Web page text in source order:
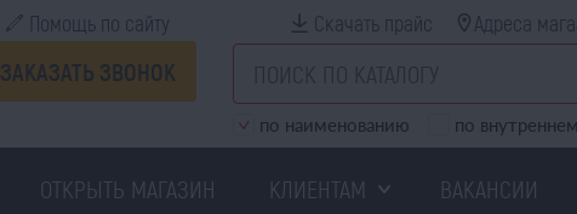
Помощь по сайту
ЗАКАЗАТЬ ЗВОНОК
Скачать прайс Адреса
по наименованию по
ОТКРЫТЬ МАГАЗИН КЛИЕНТАМ ВАКАНСИИ